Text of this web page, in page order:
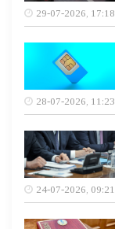
29-07-2026, 17:18
28-07-2026, 11:23
24-07-2026, 09:21